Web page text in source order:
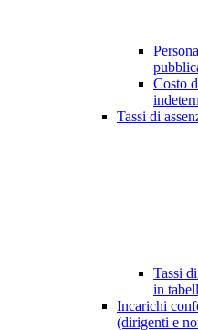
Costo
Tassi di
Tassi
in
Incarichi
(dirigenti e